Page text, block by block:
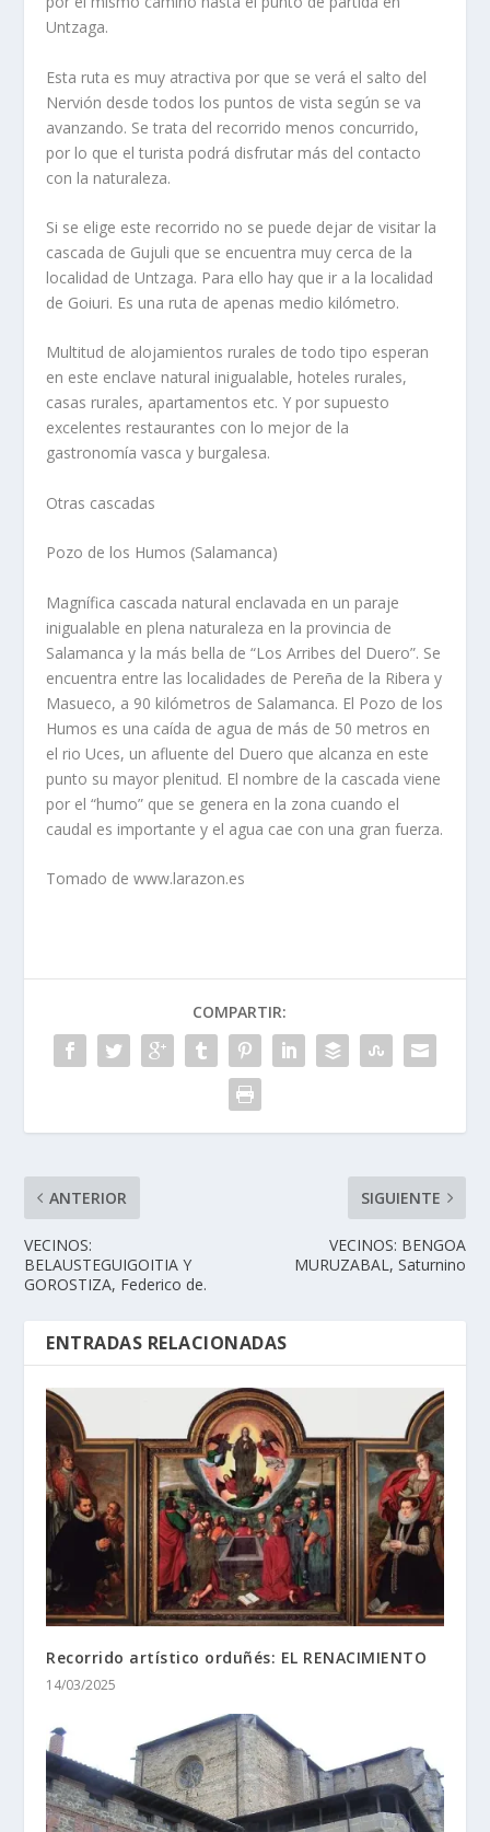
Untzaga.
Esta ruta es muy atractiva por que se verá el salto del
Nervión desde todos los puntos de vista según se va
avanzando. Se trata del recorrido menos concurrido,
por lo que el turista podrá disfrutar más del contacto
con la naturaleza.
Si se elige este recorrido no se puede dejar de visitar la
cascada de Gujuli que se encuentra muy cerca de la
localidad de Untzaga. Para ello hay que ir a la localidad
de Goiuri. Es una ruta de apenas medio kilómetro.
Multitud de alojamientos rurales de todo tipo esperan
en este enclave natural inigualable, hoteles rurales,
casas rurales, apartamentos etc. Y por supuesto
excelentes restaurantes con lo mejor de la
gastronomía vasca y burgalesa.
Otras cascadas
Pozo de los Humos (Salamanca)
Magnífica cascada natural enclavada en un paraje
inigualable en plena naturaleza en la provincia de
Salamanca y la más bella de “Los Arribes del Duero”. Se
encuentra entre las localidades de Pereña de la Ribera y
Masueco, a 90 kilómetros de Salamanca. El Pozo de los
Humos es una caída de agua de más de 50 metros en
el rio Uces, un afluente del Duero que alcanza en este
punto su mayor plenitud. El nombre de la cascada viene
por el “humo” que se genera en la zona cuando el
caudal es importante y el agua cae con una gran fuerza.
Tomado de www.larazon.es
COMPARTIR:
ANTERIOR
VECINOS:
BELAUSTEGUIGOITIA Y
GOROSTIZA, Federico de.
SIGUIENTE
VECINOS: BENGOA
MURUZABAL, Saturnino
ENTRADAS RELACIONADAS
Recorrido artístico orduñés: EL RENACIMIENTO
14/03/2025